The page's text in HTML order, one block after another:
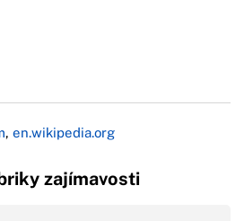
, en.wikipedia.org
zajímavosti